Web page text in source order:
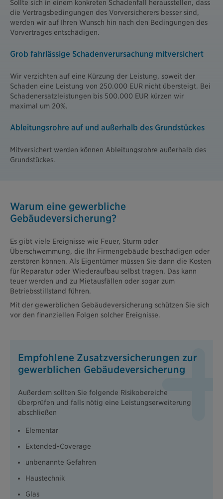
Sollte sich in einem konkreten Schadenfall herausstellen, dass
die Vertragsbedingungen des Vorversicherers besser sind,
werden wir auf Ihren Wunsch hin nach den Bedingungen des
Vorvertrages entschädigen.
Grob fahrlässige Schadenverursachung mitversichert
Wir verzichten auf eine Kürzung der Leistung, soweit der
Schaden eine Leistung von 250.000 EUR nicht übersteigt. Bei
Schadenersatzleistungen bis 500.000 EUR kürzen wir
maximal um 20%.
Ableitungsrohre auf und außerhalb des Grundstückes
Mitversichert werden können Ableitungsrohre außerhalb des
Grundstückes.
Warum eine gewerbliche
Gebäudeversicherung?
Es gibt viele Ereignisse wie Feuer, Sturm oder
Überschwemmung, die Ihr Firmengebäude beschädigen oder
zerstören können. Als Eigentümer müssen Sie dann die Kosten
für Reparatur oder Wiederaufbau selbst tragen. Das kann
teuer werden und zu Mietausfällen oder sogar zum
Betriebsstillstand führen.
Mit der gewerblichen Gebäudeversicherung schützen Sie sich
vor den finanziellen Folgen solcher Ereignisse.
Empfohlene Zusatzversicherungen zur
gewerblichen Gebäudeversicherung
Außerdem sollten Sie folgende Risikobereiche
überprüfen und falls nötig eine Leistungserweiterung
abschließen
Elementar
Extended-Coverage
unbenannte Gefahren
Haustechnik
Glas